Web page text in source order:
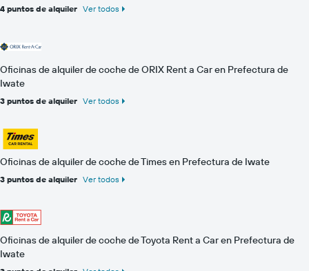
4 puntos de alquiler Ver todos
Oficinas de alquiler de coche de ORIX Rent a Car en Prefectura de
Iwate
3 puntos de alquiler Ver todos
Oficinas de alquiler de coche de Times en Prefectura de Iwate
3 puntos de alquiler Ver todos
Oficinas de alquiler de coche de Toyota Rent a Car en Prefectura de
Iwate